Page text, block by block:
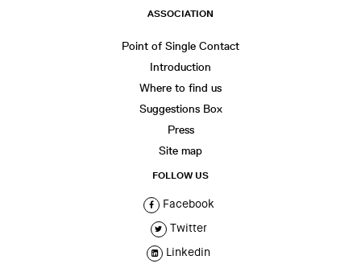
ASSOCIATION
Point of Single Contact
Introduction
Where to find us
Suggestions Box
Press
Site map
FOLLOW US
Facebook
Twitter
Linkedin